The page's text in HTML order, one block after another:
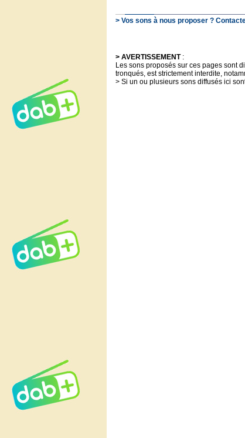
> Vos sons à nous proposer ?
> AVERTISSEMENT:
Les sons proposés sur ces pages sont
tronqués, est strictement interdite,
> Si un ou plusieurs sons diffusés ici